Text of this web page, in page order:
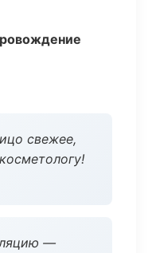
свежее,
—